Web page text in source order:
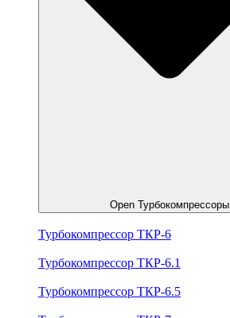
Open Турбокомпрессоры
Турбокомпрессор ТКР-6
Турбокомпрессор ТКР-6.1
Турбокомпрессор ТКР-6.5